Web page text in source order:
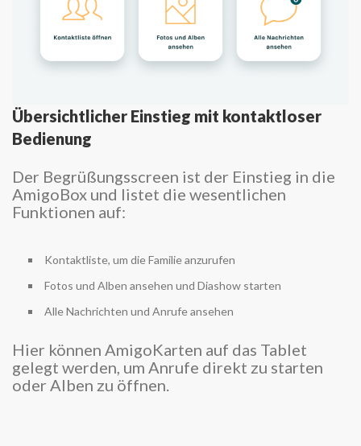
Übersichtlicher Einstieg mit kontaktloser
Bedienung
Der Begrüßungsscreen ist der Einstieg in die
AmigoBox und listet die wesentlichen
Funktionen auf:
Kontaktliste, um die Familie anzurufen
Fotos und Alben ansehen und Diashow starten
Alle Nachrichten und Anrufe ansehen
Hier können AmigoKarten auf das Tablet
gelegt werden, um Anrufe direkt zu starten
oder Alben zu öffnen.